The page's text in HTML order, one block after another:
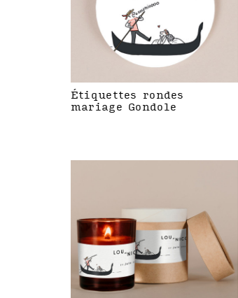
Étiquettes rondes
mariage Gondole